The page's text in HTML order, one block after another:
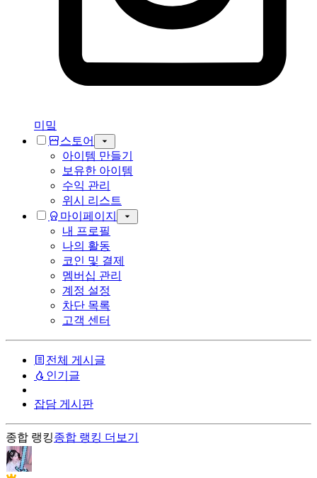
미밐
스토어
아이템 만들기
보유한 아이템
수익 관리
위시 리스트
마이페이지
내 프로필
나의 활동
코인 및 결제
멤버십 관리
계정 설정
차단 목록
고객 센터
전체 게시글
인기글
잡담 게시판
종합 랭킹종합 랭킹 더보기